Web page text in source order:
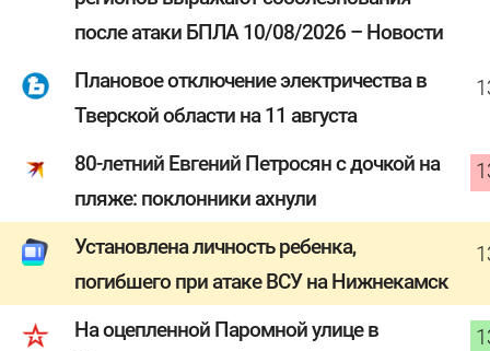
после атаки БПЛА 10/08/2026 – Новости
Плановое отключение электричества в
Тверской области на 11 августа
80-летний Евгений Петросян с дочкой на
пляже: поклонники ахнули
Установлена личность ребенка,
погибшего при атаке ВСУ на Нижнекамск
На оцепленной Паромной улице в